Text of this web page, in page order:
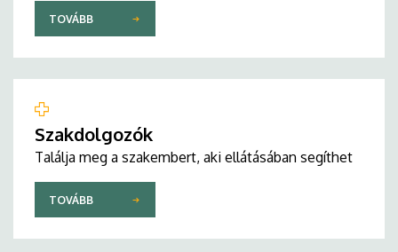
TOVÁBB
Szakdolgozók
Találja meg a szakembert, aki ellátásában segíthet
TOVÁBB